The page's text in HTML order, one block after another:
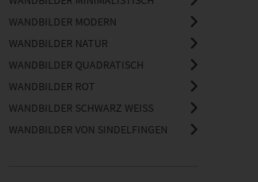
WANDBILDER MODERN
WANDBILDER NATUR
WANDBILDER QUADRATISCH
WANDBILDER ROT
WANDBILDER SCHWARZ WEISS
WANDBILDER VON SINDELFINGEN